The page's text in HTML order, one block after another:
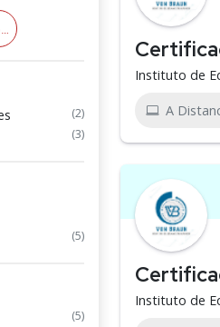
(2)
(3)
(5)
(5)
Instituto de
A
Instituto de